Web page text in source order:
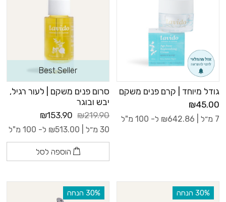
גודל מיוחד | קרם פנים משקם
₪45.00
7 מ״ל | ₪642.86 ל- 100 מ"ל
Best Seller
סרום פנים משקם | לעור רגיל,
יבש ובוגר
₪219.90
₪153.90
30 מ״ל | ₪513.00 ל- 100 מ"ל
הוספה לסל
‫30% הנחה ‫30% הנחה